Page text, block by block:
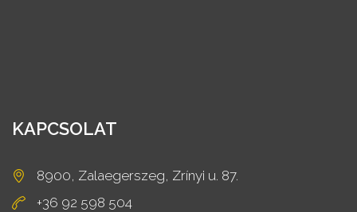
KAPCSOLAT
8900, Zalaegerszeg, Zrínyi u. 87.
+36 92 598 504